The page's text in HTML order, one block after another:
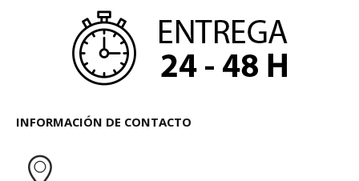
INFORMACIÓN DE CONTACTO